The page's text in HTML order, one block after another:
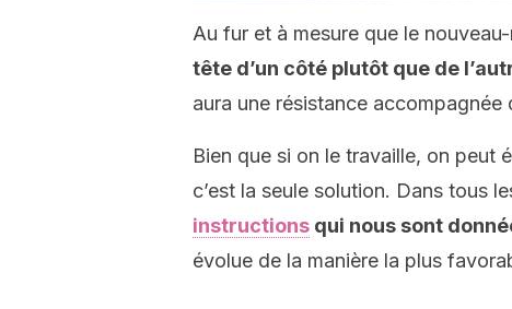
Au fur et à mesure que le
tête d’un côté plutôt que de
aura une résistance accompagnée
Bien que si on le travaille, on peut
c’est la seule solution. Dans tous
instructions qui nous sont
évolue de la manière la plus